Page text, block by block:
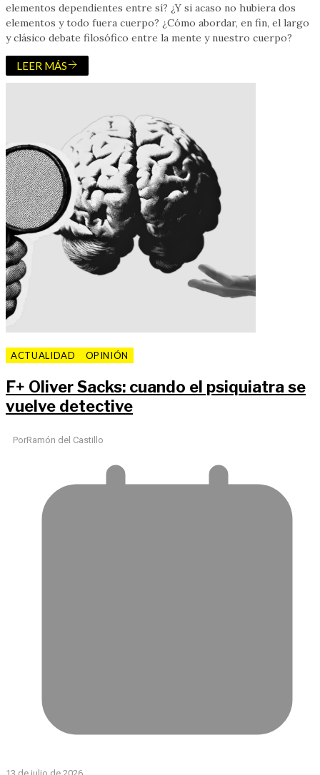
elementos dependientes entre sí? ¿Y si acaso no hubiera dos
elementos y todo fuera cuerpo? ¿Cómo abordar, en fin, el largo
y clásico debate filosófico entre la mente y nuestro cuerpo?
LEER MÁS
ACTUALIDAD OPINIÓN
F+ Oliver Sacks: cuando el psiquiatra se
vuelve detective
PorRamón del Castillo